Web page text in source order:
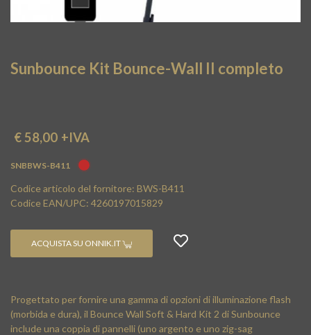
Sunbounce Kit Bounce-Wall II completo
€ 58,00 +IVA
SNBBWS-B411
Codice articolo del fornitore: BWS-B411
Codice EAN/UPC: 4260197015829
ACQUISTA SU ONNIK.IT
Progettato per fornire una gamma di opzioni di illuminazione flash
(morbida e dura), il Bounce Wall Soft & Hard Kit 2 di Sunbounce
include una coppia di pannelli (uno argento e uno zig-sag